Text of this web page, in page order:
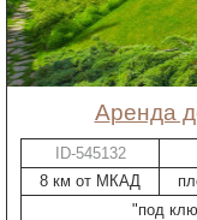
Аренда
ID-545132
8 км от МКАД
"под